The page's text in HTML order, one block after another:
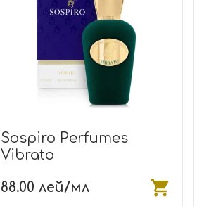
Sospiro Perfumes
Vibrato
88.00 лей/мл